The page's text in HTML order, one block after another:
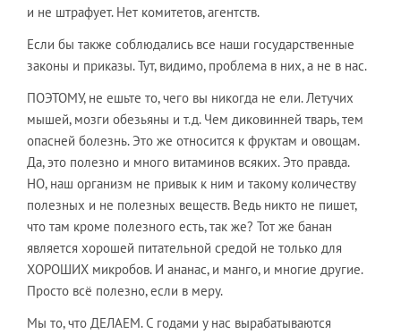
и не штрафует. Нет комитетов, агентств.
​Если бы также соблюдались все наши государственные
законы и приказы. Тут, видимо, проблема в них, а не в нас.
​ПОЭТОМУ, не ешьте то, чего вы никогда не ели. Летучих
мышей, мозги обезьяны и т.д. Чем диковинней тварь, тем
опасней болезнь. Это же относится к фруктам и овощам.
Да, это полезно и много витаминов всяких. Это правда.
​НО, наш организм не привык к ним и такому количеству
полезных и не полезных веществ. Ведь никто не пишет,
что там кроме полезного есть, так же? Тот же банан
является хорошей питательной средой не только для
ХОРОШИХ микробов. И ананас, и манго, и многие другие.
Просто всё полезно, если в меру.
​Мы то, что ДЕЛАЕМ. С годами у нас вырабатываются